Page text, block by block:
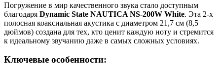
Погружение в мир качественного звука стало доступным
благодаря Dynamic State NAUTICA NS-200W White. Эта 2-х
полосная коаксиальная акустика с диаметром 21,7 см (8,5
дюймов) создана для тех, кто ценит каждую ноту и стремится
к идеальному звучанию даже в самых сложных условиях.
Ключевые особенности: